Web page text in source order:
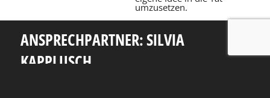
umzusetzen.
ANSPRECHPARTNER: SILVIA
KAPPLUSCH